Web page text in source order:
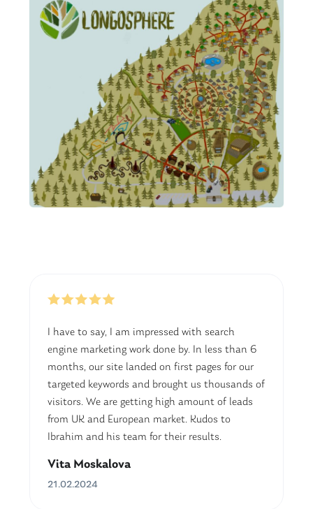
I have to say, I am impressed with search
engine marketing work done by. In less than 6
months, our site landed on first pages for our
targeted keywords and brought us thousands of
visitors. We are getting high amount of leads
from UK and European market. Kudos to
Ibrahim and his team for their results.
Vita Moskalova
21.02.2024